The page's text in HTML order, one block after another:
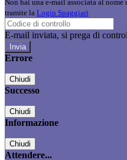
Non hai una e-mail associata al
tramite la Login Spaggiari
E-mail inviata, si prega di
Errore
Chiudi
Successo
Chiudi
Informazione
Chiudi
Attendere...